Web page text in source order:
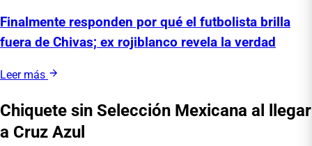
Finalmente responden por qué el futbolista brilla
fuera de Chivas; ex rojiblanco revela la verdad
Leer más
Chiquete sin Selección Mexicana al llegar
a Cruz Azul